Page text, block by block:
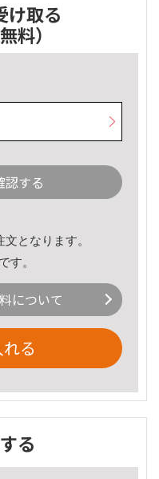
け取る
料）
認する
となります。
す。
について
る
る